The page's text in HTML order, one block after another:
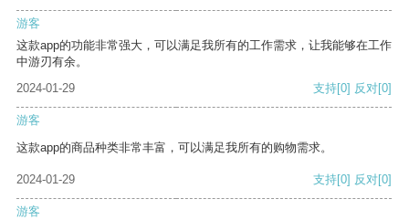
游客
这款app的功能非常强大，可以满足我所有的工作需求，让我能够在工作
中游刃有余。
2024-01-29
支持[0] 反对[0]
游客
这款app的商品种类非常丰富，可以满足我所有的购物需求。
2024-01-29 支持[0] 反对[0]
游客